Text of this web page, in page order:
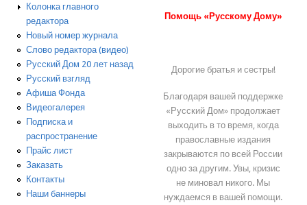
Колонка главного
редактора
Новый номер журнала
Слово редактора (видео)
Русский Дом 20 лет назад
Русский взгляд
Афиша Фонда
Видеогалерея
Подписка и
распространение
Прайс лист
Заказать
Контакты
Наши баннеры
Помощь «Русскому Дому»
Дорогие братья и сестры!
Благодаря вашей поддержке
«Русский Дом» продолжает
выходить в то время, когда
православные издания
закрываются по всей России
одно за другим. Увы, кризис
не миновал никого. Мы
нуждаемся в вашей помощи.